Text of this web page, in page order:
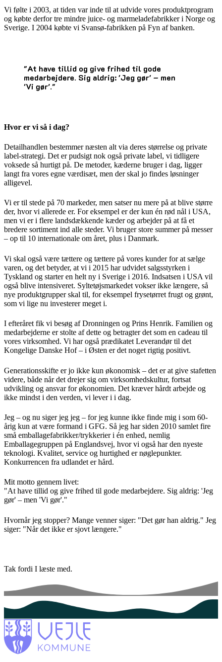
Vi følte i 2003, at tiden var inde til at udvide vores produktprogram
og købte derfor tre mindre juice- og marmeladefabrikker i Norge og
Sverige. I 2004 købte vi Svansø-fabrikken på Fyn af banken.
"At have tillid og give frihed til gode
medarbejdere. Sig aldrig: 'Jeg gør' – men
'Vi gør'."
Hvor er vi så i dag?
Detailhandlen bestemmer næsten alt via deres størrelse og private
label-strategi. Det er pudsigt nok også private label, vi tidligere
voksede så hurtigt på. De metoder, kæderne bruger i dag, ligger
langt fra vores egne værdisæt, men der skal jo findes løsninger
alligevel.
Vi er til stede på 70 markeder, men satser nu mere på at blive større
der, hvor vi allerede er. For eksempel er der kun én rød nål i USA,
men vi er i flere landsdækkende kæder og arbejder på at få et
bredere sortiment ind alle steder. Vi bruger store summer på messer
– op til 10 internationale om året, plus i Danmark.
Vi skal også være tættere og tættere på vores kunder for at sælge
varen, og det betyder, at vi i 2015 har udvidet salgsstyrken i
Tyskland og starter en helt ny i Sverige i 2016. Indsatsen i USA vil
også blive intensiveret. Syltetøjsmarkedet vokser ikke længere, så
nye produktgrupper skal til, for eksempel frysetørret frugt og grønt,
som vi lige nu investerer meget i.
I efteråret fik vi besøg af Dronningen og Prins Henrik. Familien og
medarbejderne er stolte af dette og betragter det som en cadeau til
vores virksomhed. Vi har også prædikatet Leverandør til det
Kongelige Danske Hof – i Østen er det noget rigtig positivt.
Generationsskifte er jo ikke kun økonomisk – det er at give stafetten
videre, både når det drejer sig om virksomhedskultur, fortsat
udvikling og ansvar for økonomien. Det kræver hårdt arbejde og
ikke mindst i den verden, vi lever i i dag.
Jeg – og nu siger jeg jeg – for jeg kunne ikke finde mig i som 60-
årig kun at være formand i GFG. Så jeg har siden 2010 samlet fire
små emballagefabrikker/trykkerier i én enhed, nemlig
Emballagegruppen på Englandsvej, hvor vi også har den nyeste
teknologi. Kvalitet, service og hurtighed er nøglepunkter.
Konkurrencen fra udlandet er hård.
Mit motto gennem livet:
"At have tillid og give frihed til gode medarbejdere. Sig aldrig: 'Jeg
gør' – men 'Vi gør'."
Hvornår jeg stopper? Mange venner siger: "Det gør han aldrig." Jeg
siger: "Når det ikke er sjovt længere."
Tak fordi I læste med.